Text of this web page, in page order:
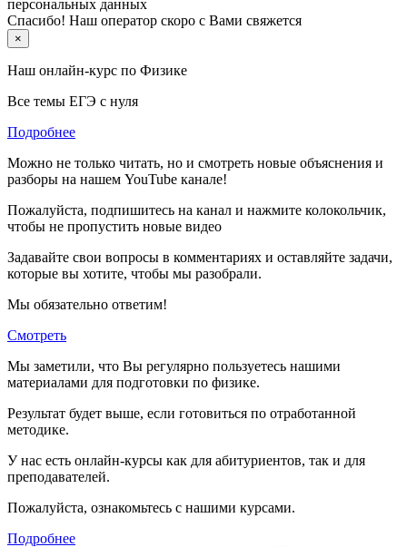
персональных данных
Спасибо! Наш оператор скоро с Вами свяжется
×
Наш онлайн-курс по Физике
Все темы ЕГЭ с нуля
Подробнее
Можно не только читать, но и смотреть новые объяснения и
разборы на нашем YouTube канале!
Пожалуйста, подпишитесь на канал и нажмите колокольчик,
чтобы не пропустить новые видео
Задавайте свои вопросы в комментариях и оставляйте задачи,
которые вы хотите, чтобы мы разобрали.
Мы обязательно ответим!
Смотреть
Мы заметили, что Вы регулярно пользуетесь нашими
материалами для подготовки по физике.
Результат будет выше, если готовиться по отработанной
методике.
У нас есть онлайн-курсы как для абитуриентов, так и для
преподавателей.
Пожалуйста, ознакомьтесь с нашими курсами.
Подробнее